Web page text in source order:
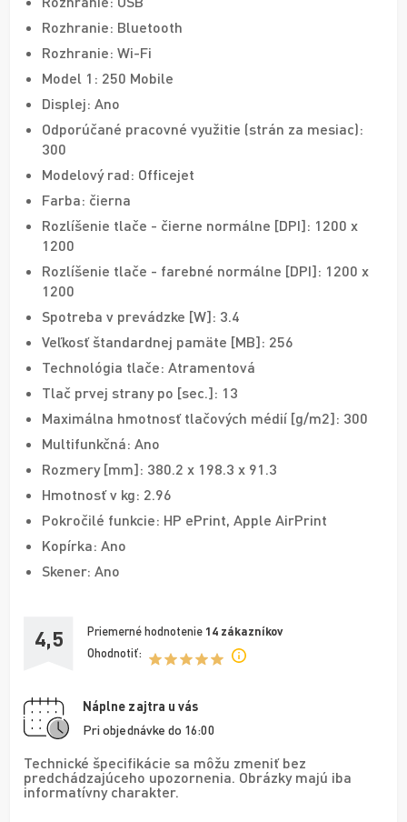
Rozhranie: Bluetooth
Rozhranie: Wi-Fi
Model 1: 250 Mobile
Displej: Ano
Odporúčané pracovné využitie (strán za mesiac):
300
Modelový rad: Officejet
Farba: čierna
Rozlíšenie tlače - čierne normálne [DPI]: 1200 x
1200
Rozlíšenie tlače - farebné normálne [DPI]: 1200 x
1200
Spotreba v prevádzke [W]: 3.4
Veľkosť štandardnej pamäte [MB]: 256
Technológia tlače: Atramentová
Tlač prvej strany po [sec.]: 13
Maximálna hmotnosť tlačových médií [g/m2]: 300
Multifunkčná: Ano
Rozmery [mm]: 380.2 x 198.3 x 91.3
Hmotnosť v kg: 2.96
Pokročilé funkcie: HP ePrint, Apple AirPrint
Kopírka: Ano
Skener: Ano
4,5 Priemerné hodnotenie 14 zákazníkov
Ohodnotiť:
Náplne zajtra u vás
Pri objednávke do 16:00
Technické špecifikácie sa môžu zmeniť bez
predchádzajúceho upozornenia. Obrázky majú iba
informatívny charakter.